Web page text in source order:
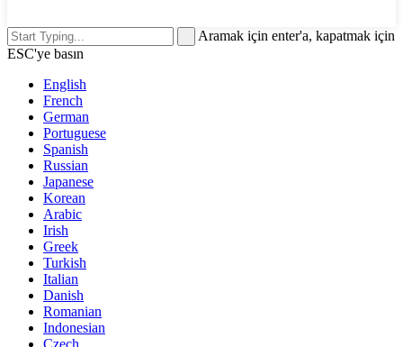
Aramak için enter'a, kapatmak için
ESC'ye basın
English
French
German
Portuguese
Spanish
Russian
Japanese
Korean
Arabic
Irish
Greek
Turkish
Italian
Danish
Romanian
Indonesian
Czech